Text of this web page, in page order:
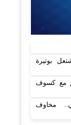
بوتيرة
مع كسوف
مخاوف